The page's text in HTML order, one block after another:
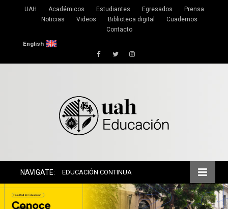
UAH Académicos Estudiantes Egresados
Prensa
Noticias
Videos Biblioteca digital
Cuadernos
Contacto
English
FacebookTwitterInstagram
NAVIGATE: EDUCACIÓN CONTINUA